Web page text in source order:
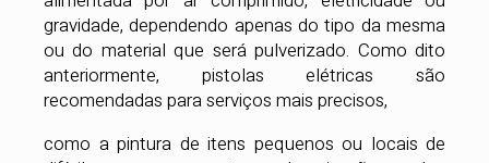
gravidade, dependendo apenas do tipo da mesma
ou do material que será pulverizado. Como dito
anteriormente, pistolas elétricas são
recomendadas para serviços mais precisos,
como a pintura de itens pequenos ou locais de